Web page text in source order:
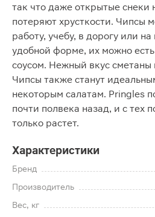
так что даже открытые снеки
потеряют хрусткости. Чипсы
работу, учебу, в дорогу или
удобной форме, их можно
соусом. Нежный вкус сметаны
Чипсы также станут
некоторым салатам. Pringles
почти полвека назад, и с тех
только растет.
Характеристики
Бренд
Производитель
Вес, кг